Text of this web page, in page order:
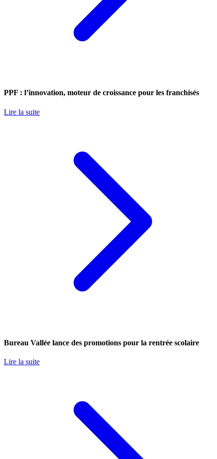
PPF : l’innovation, moteur de croissance pour les franchisés
Lire la suite
Bureau Vallée lance des promotions pour la rentrée scolaire
Lire la suite